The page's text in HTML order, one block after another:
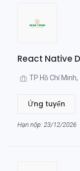
React Native
TP Hồ Chí Minh,
Ứng tuyển
Hạn nộp: 23/12/2026